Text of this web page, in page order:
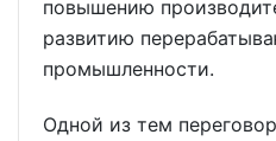
повышению
развитию
промышленности.
Одной из тем